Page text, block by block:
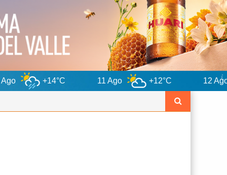
11 Ago +12°C 12 Ago +13°C